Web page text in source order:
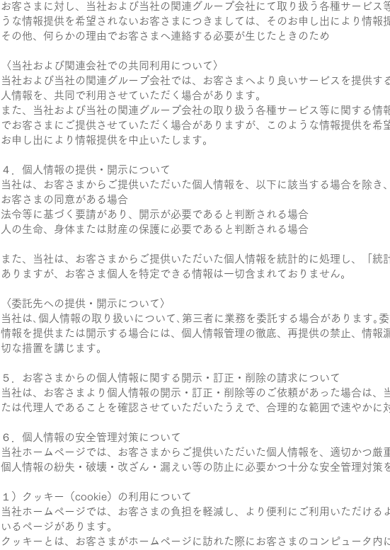
お客さまに対し、当社および当社の関連グループ会社にて取り扱う各種サービス
うな情報提供を希望されないお客さまにつきましては、そのお申し出により情報
その他、何らかの理由でお客さまへ連絡する必要が生じたときのため
〈当社および関連会社での共同利用について〉
当社および当社の関連グループ会社では、お客さまへより良いサービスを提供す
人情報を、共同で利用させていただく場合があります。
また、当社および当社の関連グループ会社の取り扱う各種サービス等に関する情
でお客さまにご提供させていただく場合がありますが、このような情報提供を希
お申し出により情報提供を中止いたします。
４．個人情報の提供・開示について
当社は、お客さまからご提供いただいた個人情報を、以下に該当する場合を除き
お客さまの同意がある場合
法令等に基づく要請があり、開示が必要であると判断される場合
人の生命、身体または財産の保護に必要であると判断される場合
また、当社は、お客さまからご提供いただいた個人情報を統計的に処理し、「
ありますが、お客さま個人を特定できる情報は一切含まれておりません。
〈委託先への提供・開示について〉
当社は､個人情報の取り扱いについて､第三者に業務を委託する場合があります｡
情報を提供または開示する場合には、個人情報管理の徹底、再提供の禁止、情報
切な措置を講じます。
５．お客さまからの個人情報に関する開示・訂正・削除の請求について
当社は、お客さまより個人情報の開示・訂正・削除等のご依頼があった場合は、
たは代理人であることを確認させていただいたうえで、合理的な範囲で速やかに
６．個人情報の安全管理対策について
当社ホームページでは、お客さまからご提供いただいた個人情報を、適切かつ厳
個人情報の紛失・破壊・改ざん・漏えい等の防止に必要かつ十分な安全管理対策
１）クッキー（cookie）の利用について
当社ホームページでは、お客さまの負担を軽減し、より便利にご利用いただける
いるページがあります。
クッキーとは、お客さまがホームページに訪れた際にお客さまのコンピュータ内